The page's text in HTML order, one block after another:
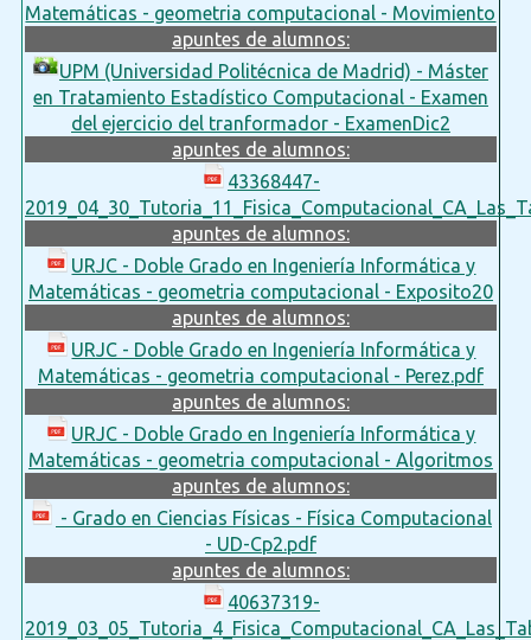
Matemáticas - geometria computacional - Movimiento
apuntes de alumnos:
UPM (Universidad Politécnica de Madrid) - Máster
en Tratamiento Estadístico Computacional - Examen
del ejercicio del tranformador - ExamenDic2
apuntes de alumnos:
43368447-
apuntes de alumnos:
URJC - Doble Grado en Ingeniería Informática y
Matemáticas - geometria computacional - Exposito20
apuntes de alumnos:
URJC - Doble Grado en Ingeniería Informática y
Matemáticas - geometria computacional - Perez.pdf
apuntes de alumnos:
URJC - Doble Grado en Ingeniería Informática y
Matemáticas - geometria computacional - Algoritmos
apuntes de alumnos:
- Grado en Ciencias Físicas - Física Computacional
- UD-Cp2.pdf
apuntes de alumnos:
40637319-